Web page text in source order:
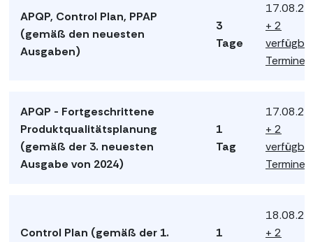
APQP, Control Plan, PPAP
(gemäß den neuesten
Ausgaben)
3
Tage
+ 2
Termine
APQP - Fortgeschrittene
Produktqualitätsplanung
(gemäß der 3. neuesten
Ausgabe von 2024)
1
Tag
+ 2
Termine
Control Plan (gemäß der 1.
1
+ 2